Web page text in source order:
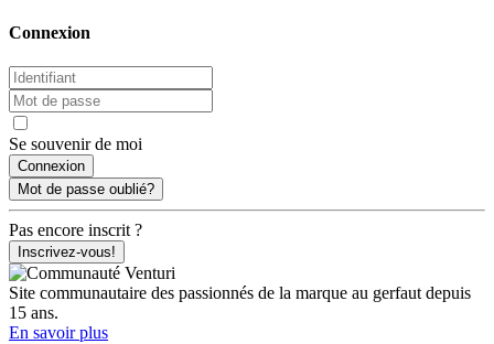
Connexion
Se souvenir de moi
Mot de passe oublié?
Pas encore inscrit ?
Inscrivez-vous!
Site communautaire des passionnés de la marque au gerfaut depuis
15 ans.
En savoir plus